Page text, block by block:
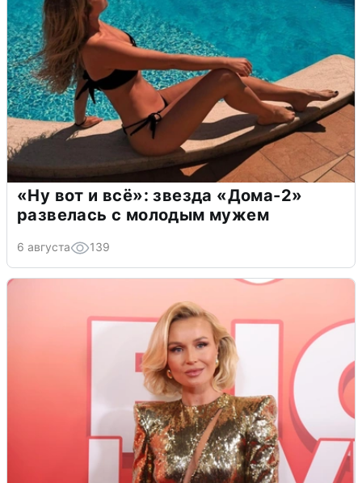
«Ну вот и всё»: звезда «Дома-2»
развелась с молодым мужем
6 августа 139